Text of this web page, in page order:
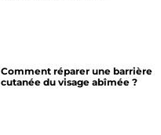
Comment réparer une barrière
cutanée du visage abîmée ?